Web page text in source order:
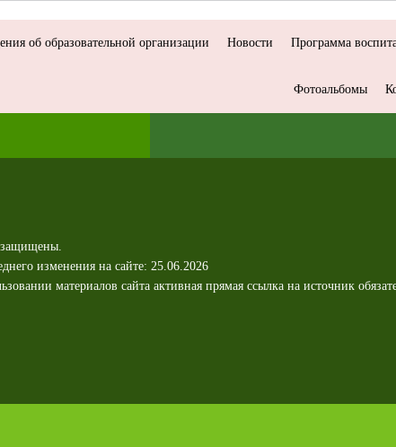
об образовательной организации Новости Программа
Фотоальбомы
защищены.
изменения на сайте: 25.06.2026
материалов сайта активная прямая ссылка на источник